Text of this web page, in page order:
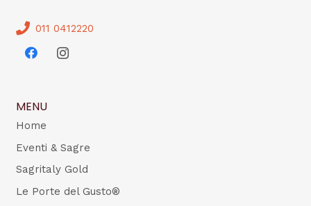
011 0412220
MENU
Home
Eventi & Sagre
Sagritaly Gold
Le Porte del Gusto®